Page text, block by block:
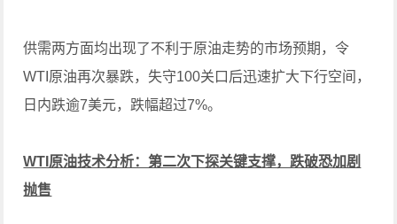
供需两方面均出现了不利于原油走势的市场预期，令
WTI原油再次暴跌，失守100关口后迅速扩大下行空间，
日内跌逾7美元，跌幅超过7%。
WTI原油技术分析：第二次下探关键支撑，跌破恐加剧
抛售